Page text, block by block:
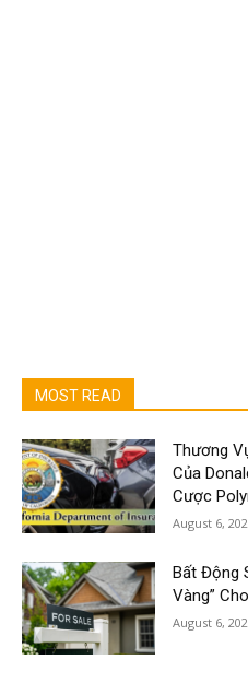
MOST READ
Thương
Của
Cược
August 6,
Bất Động
Vàng”
August 6,